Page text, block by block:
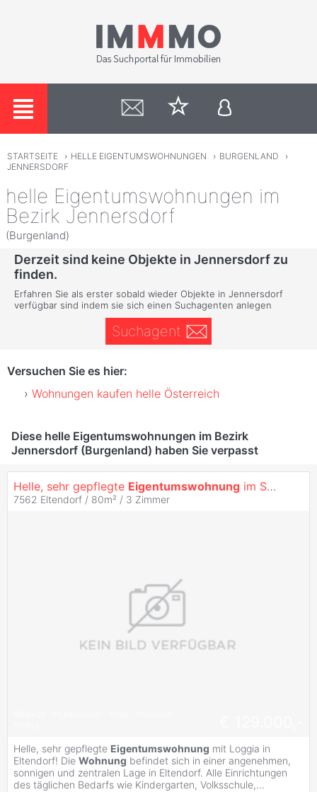
STARTSEITE › HELLE EIGENTUMSWOHNUNGEN › BURGENLAND
›
JENNERSDORF
helle Eigentumswohnungen im
Bezirk Jennersdorf
(Burgenland)
Derzeit sind keine Objekte in Jennersdorf zu
finden.
Erfahren Sie als erster sobald wieder Objekte in Jennersdorf
verfügbar sind indem sie sich einen Suchagenten anlegen
Suchagent
Versuchen Sie es hier:
Wohnungen kaufen helle Österreich
Diese helle Eigentumswohnungen im Bezirk
Jennersdorf (Burgenland) haben Sie verpasst
Helle, sehr gepflegte Eigentumswohnung im SÜDBURGENLAND
7562 Eltendorf / 80m² / 3 Zimmer
Helle, sehr gepflegte Eigentumswohnung mit Loggia in
Eltendorf! Die Wohnung befindet sich in einer angenehmen,
sonnigen und zentralen Lage in Eltendorf. Alle Einrichtungen
des täglichen Bedarfs wie Kindergarten, Volksschule,...